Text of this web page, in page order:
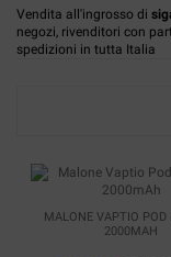
Vendita all'ingrosso di
negozi, rivenditori con
spedizioni in tutta Italia
MALONE VAPTIO POD
2000MAH